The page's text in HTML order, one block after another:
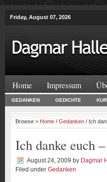
Friday, August 07, 2026
Home Impressum
GEDANKEN GEDICHTE
Browse > Home / Gedanken / Ich
Ich danke euch
August 24, 2009 by Dagmar
Filed under Gedanken